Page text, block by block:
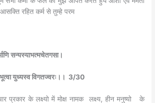
रहित कर्म से तुम्हे परम
सन्यस्याभत्मचेतगसा।
युध्यस्व विगतज्वरः।। 3/30
प्रकार के लक्ष्यो में मोक्ष नामक लक्ष्य, हीन मनुष्यो के